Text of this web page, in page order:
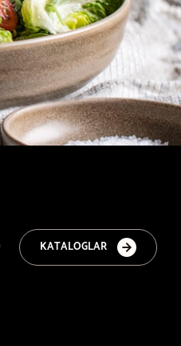
KATALOGLAR